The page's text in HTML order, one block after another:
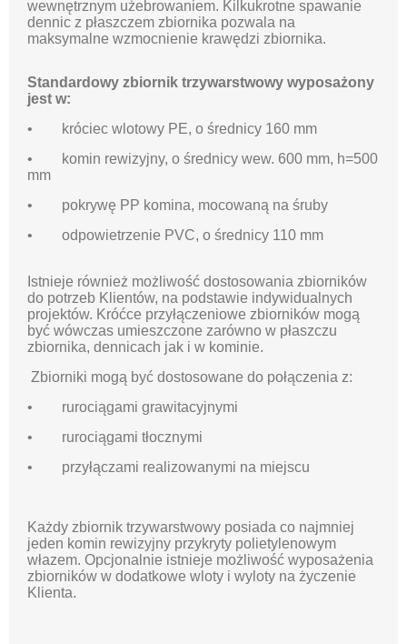
wewnętrznym użebrowaniem. Kilkukrotne spawanie
dennic z płaszczem zbiornika pozwala na
maksymalne wzmocnienie krawędzi zbiornika.
Standardowy zbiornik trzywarstwowy wyposażony
jest w:
• króciec wlotowy PE, o średnicy 160 mm
• komin rewizyjny, o średnicy wew. 600 mm, h=500
mm
• pokrywę PP komina, mocowaną na śruby
• odpowietrzenie PVC, o średnicy 110 mm
Istnieje również możliwość dostosowania zbiorników
do potrzeb Klientów, na podstawie indywidualnych
projektów. Króćce przyłączeniowe zbiorników mogą
być wówczas umieszczone zarówno w płaszczu
zbiornika, dennicach jak i w kominie.
Zbiorniki mogą być dostosowane do połączenia z:
• rurociągami grawitacyjnymi
• rurociągami tłocznymi
• przyłączami realizowanymi na miejscu
Każdy zbiornik trzywarstwowy posiada co najmniej
jeden komin rewizyjny przykryty polietylenowym
włazem. Opcjonalnie istnieje możliwość wyposażenia
zbiorników w dodatkowe wloty i wyloty na życzenie
Klienta.